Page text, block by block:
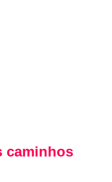
caminhos